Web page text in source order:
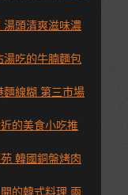
頭清爽滋味濃
吃的牛腩麵包
線糊 第三市場
的美食小吃推
韓國銅盤烤肉
的韓式料理 兩